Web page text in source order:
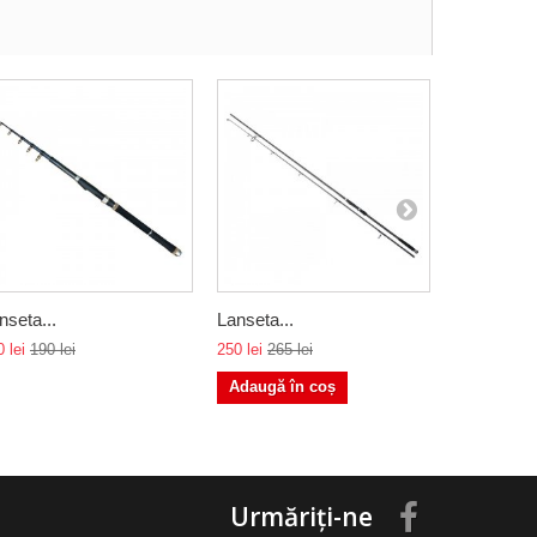
lei 190 lei
Lanseta...
250 lei 265 lei
Adaugă în coș
Urmăriți-ne